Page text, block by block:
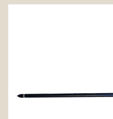
45.00€